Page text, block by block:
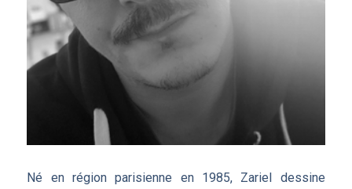
Né en région parisienne en 1985, Zariel dessine